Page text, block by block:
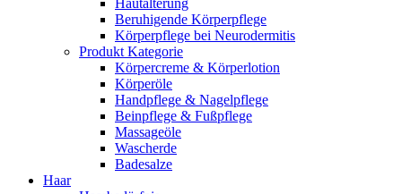
Beruhigende Körperpflege
Körperpflege bei Neurodermitis
Produkt Kategorie
Körpercreme & Körperlotion
Körperöle
Handpflege & Nagelpflege
Beinpflege & Fußpflege
Massageöle
Wascherde
Badesalze
Haar